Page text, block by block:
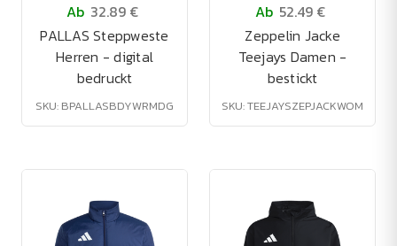
Ab 32.89 €
PALLAS Steppweste
Herren - digital
bedruckt
SKU: BPALLASBDYWRMDG
Ab 52.49 €
Zeppelin Jacke
Teejays Damen -
bestickt
SKU: TEEJAYSZEPJACKWOM